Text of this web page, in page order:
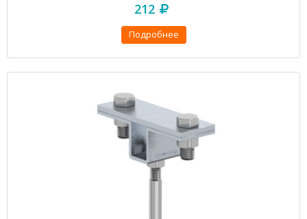
212
Подробнее